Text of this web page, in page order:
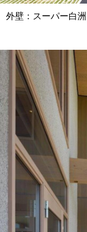
外壁：スーパー白